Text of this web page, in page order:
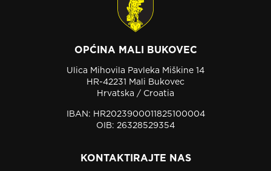
OPĆINA MALI BUKOVEC
Ulica Mihovila Pavleka Miškine 14
HR-42231 Mali Bukovec
Hrvatska / Croatia
IBAN: HR2023900011825100004
OIB: 26328529354
KONTAKTIRAJTE NAS